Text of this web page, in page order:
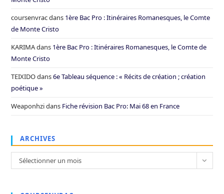
coursenvracdans 1ère Bac Pro : Itinéraires Romanesques, le Comte
de Monte Cristo
KARIMAdans 1ère Bac Pro : Itinéraires Romanesques, le Comte de
Monte Cristo
TEIXIDOdans6e Tableau séquence : « Récits de création ; création
poétique »
Weaponhzidans Fiche révision Bac Pro: Mai 68 en France
ARCHIVES
Archives
Sélectionner un mois